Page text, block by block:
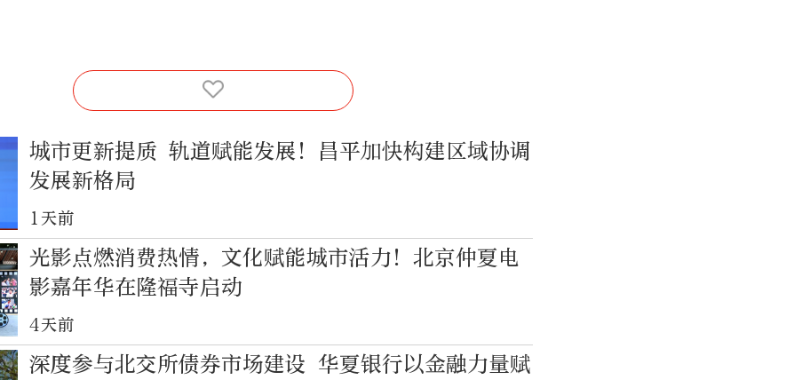
城市更新提质 轨道赋能发展！昌平加快构建区域协调
发展新格局
1天前
光影点燃消费热情，文化赋能城市活力！北京仲夏电
影嘉年华在隆福寺启动
4天前
深度参与北交所债券市场建设 华夏银行以金融力量赋